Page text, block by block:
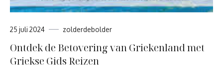
25 juli 2024 zolderdebolder
Ontdek de Betovering van Griekenland met
Griekse Gids Reizen